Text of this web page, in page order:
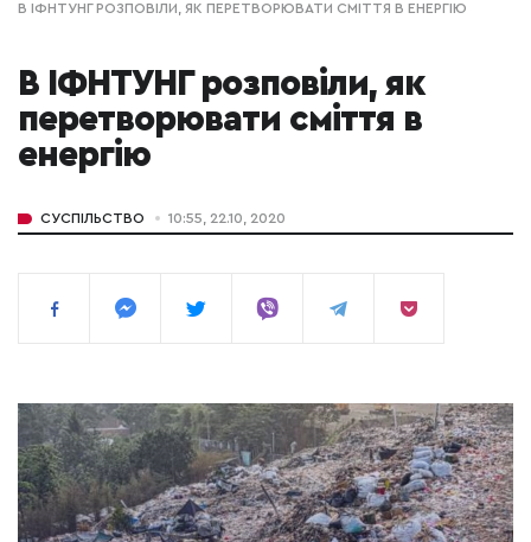
В ІФНТУНГ РОЗПОВІЛИ, ЯК ПЕРЕТВОРЮВАТИ СМІТТЯ В ЕНЕРГІЮ
В ІФНТУНГ розповіли, як
перетворювати сміття в
енергію
СУСПІЛЬСТВО 10:55, 22.10, 2020